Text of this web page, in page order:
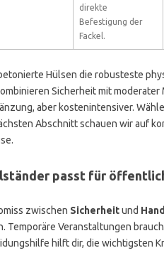
direkte
Befestigung der
Fackel.
Hülsen die robusteste
Sicherheit mit moderater
aber kostenintensiver.
Abschnitt schauen wir auf
passt für
zwischen Sicherheitund
Veranstaltungen
hilft dir, die wichtigsten